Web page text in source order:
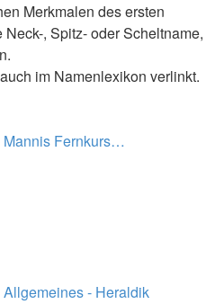
Merkmalen des ersten
, Spitz- oder Scheltname,
im Namenlexikon verlinkt.
Mannis Fernkurs…
Allgemeines - Heraldik